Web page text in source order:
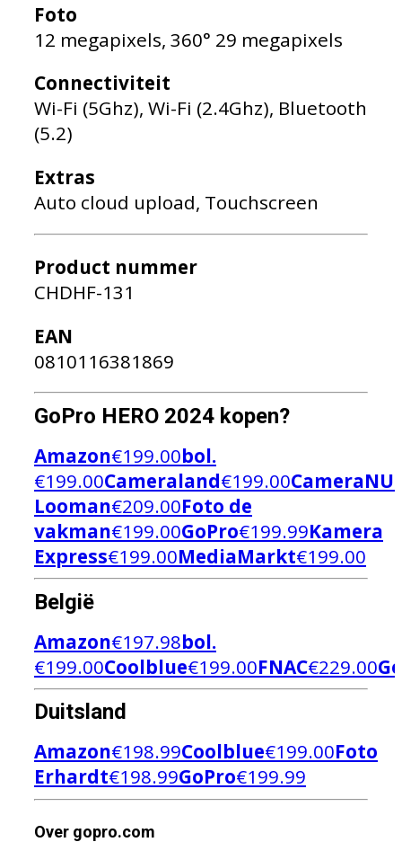
Foto
12 megapixels, 360° 29 megapixels
Connectiviteit
Wi-Fi (5Ghz), Wi-Fi (2.4Ghz), Bluetooth
(5.2)
Extras
Auto cloud upload, Touchscreen
Product nummer
CHDHF-131
EAN
0810116381869
GoPro HERO 2024 kopen?
Amazon€199.00bol.
€199.00Cameraland€199.00CameraNU
Looman€209.00Foto de
vakman€199.00GoPro€199.99Kamera
Express€199.00MediaMarkt€199.00
België
Amazon€197.98bol.
€199.00Coolblue€199.00FNAC€229.00
Duitsland
Amazon€198.99Coolblue€199.00Foto
Erhardt€198.99GoPro€199.99
Over gopro.com